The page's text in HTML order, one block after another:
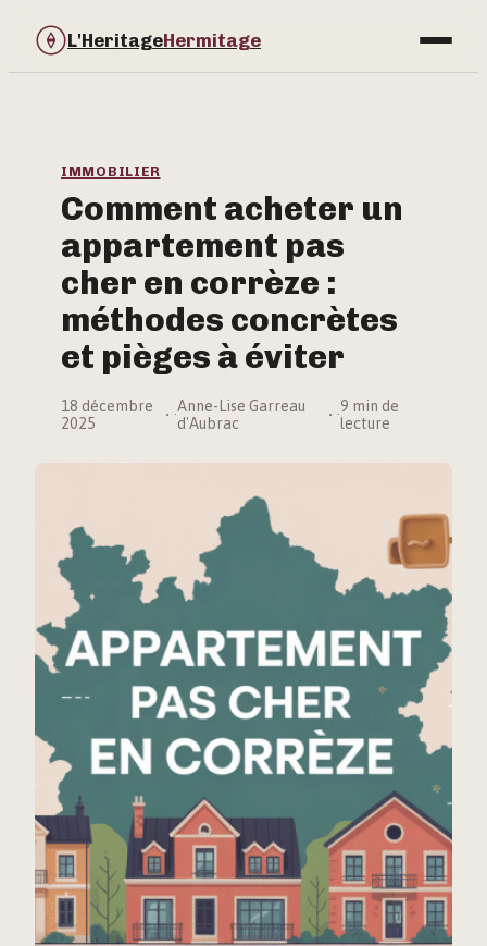
L'HeritageHermitage
Immobilier
Jardinage
Maison & Déco
IMMOBILIER
Comment acheter un
appartement pas
cher en corrèze :
méthodes concrètes
et pièges à éviter
18 décembre
2025
·Anne-Lise Garreau
d'Aubrac
·9 min de
lecture